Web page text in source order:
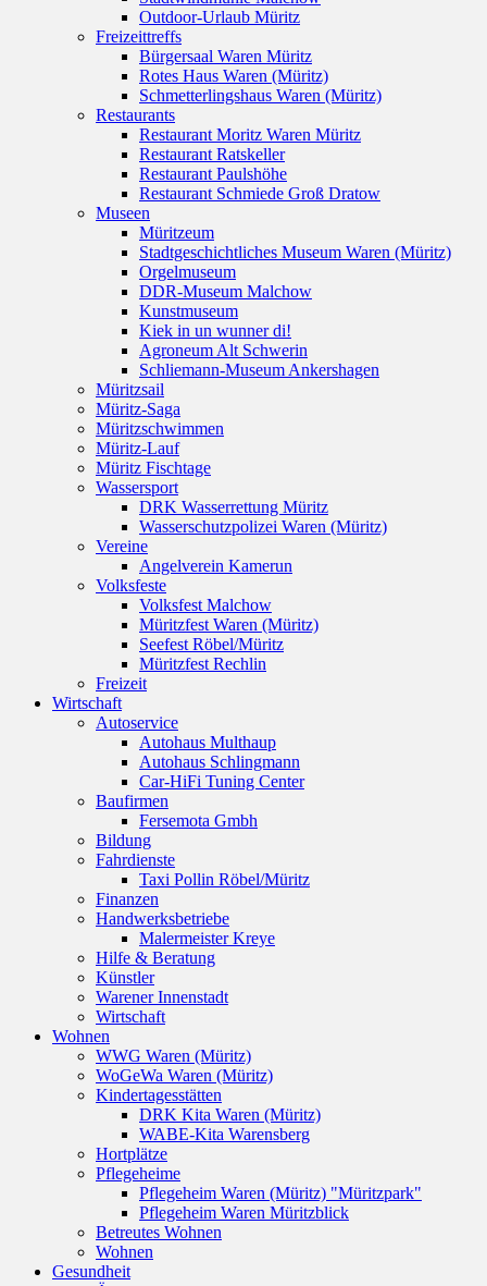
Outdoor-Urlaub Müritz
Freizeittreffs
Bürgersaal Waren Müritz
Rotes Haus Waren (Müritz)
Schmetterlingshaus Waren (Müritz)
Restaurants
Restaurant Moritz Waren Müritz
Restaurant Ratskeller
Restaurant Paulshöhe
Restaurant Schmiede Groß Dratow
Museen
Müritzeum
Stadtgeschichtliches Museum Waren (Müritz)
Orgelmuseum
DDR-Museum Malchow
Kunstmuseum
Kiek in un wunner di!
Agroneum Alt Schwerin
Schliemann-Museum Ankershagen
Müritzsail
Müritz-Saga
Müritzschwimmen
Müritz-Lauf
Müritz Fischtage
Wassersport
DRK Wasserrettung Müritz
Wasserschutzpolizei Waren (Müritz)
Vereine
Angelverein Kamerun
Volksfeste
Volksfest Malchow
Müritzfest Waren (Müritz)
Seefest Röbel/Müritz
Müritzfest Rechlin
Freizeit
Wirtschaft
Autoservice
Autohaus Multhaup
Autohaus Schlingmann
Car-HiFi Tuning Center
Baufirmen
Fersemota Gmbh
Bildung
Fahrdienste
Taxi Pollin Röbel/Müritz
Finanzen
Handwerksbetriebe
Malermeister Kreye
Hilfe & Beratung
Künstler
Warener Innenstadt
Wirtschaft
Wohnen
WWG Waren (Müritz)
WoGeWa Waren (Müritz)
Kindertagesstätten
DRK Kita Waren (Müritz)
WABE-Kita Warensberg
Hortplätze
Pflegeheime
Pflegeheim Waren (Müritz) "Müritzpark"
Pflegeheim Waren Müritzblick
Betreutes Wohnen
Wohnen
Gesundheit